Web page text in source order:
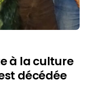
à la culture
décédée